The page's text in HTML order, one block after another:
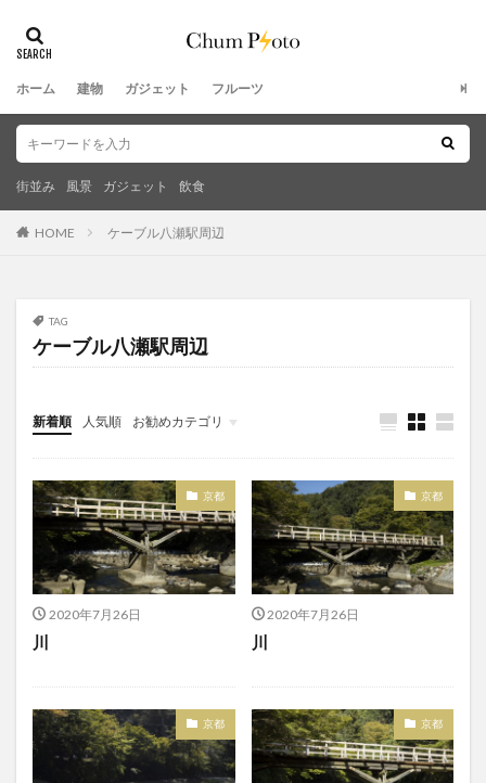
ホーム 建物 ガジェット フルーツ
街並み 風景 ガジェット 飲食
HOME ケーブル八瀬駅周辺
TAG
ケーブル八瀬駅周辺
新着順 人気順 お勧めカテゴリ
未分類
京都
2020年7月26日
川
京都
2020年7月26日
川
京都 京都